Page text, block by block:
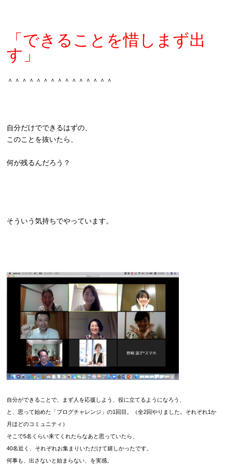
「できることを惜しまず出
す」
＾＾＾＾＾＾＾＾＾＾＾＾＾＾＾
自分だけでできるはずの、
このことを抜いたら、
何が残るんだろう？
そういう気持ちでやっています。
自分ができることで、まず人を応援しよう、役に立てるようになろう、
と、思って始めた「ブログチャレンジ」の1回目。（全2回やりました。それぞれ1か
月ほどのコミュニティ）
そこで5名くらい来てくれたらなあと思っていたら、
40名近く、それぞれお集まりいただけて嬉しかったです。
何事も、出さないと始まらない、を実感。